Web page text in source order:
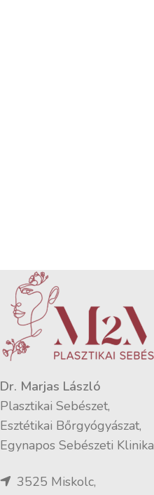
Dr. Marjas László
Plasztikai Sebészet,
Esztétikai Bőrgyógyászat,
Egynapos Sebészeti Klinika
3525 Miskolc,